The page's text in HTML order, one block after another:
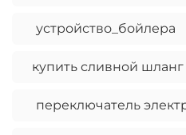
устройство_бойлера
купить сливной
переключатель